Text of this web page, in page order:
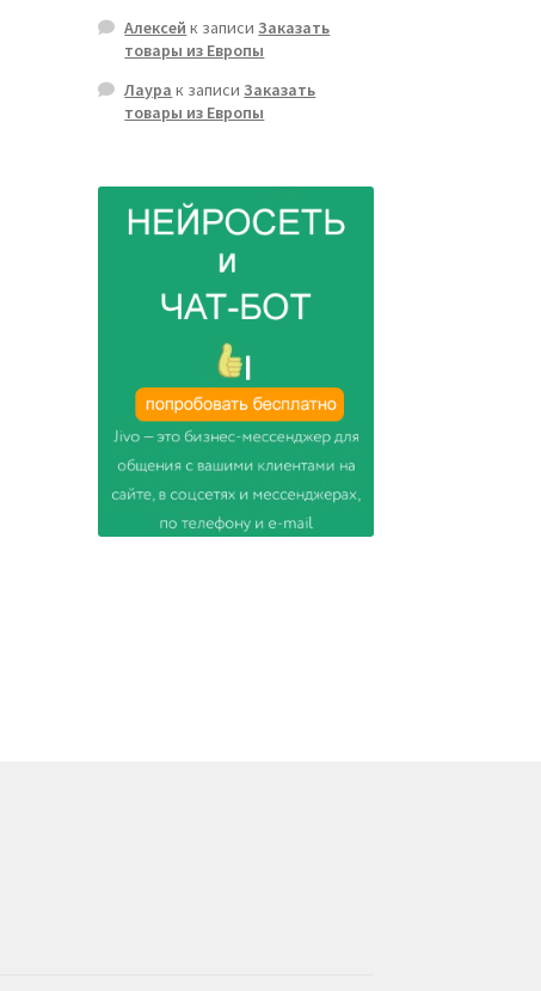
Алексей к записиЗаказать
товары из Европы
Лаура к записиЗаказать
товары из Европы